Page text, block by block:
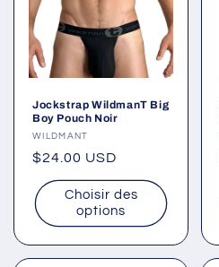
Jockstrap WildmanT Big
Boy Pouch Noir
Fournisseur :
WILDMANT
Prix
habituel
$24.00 USD
Choisir des
options